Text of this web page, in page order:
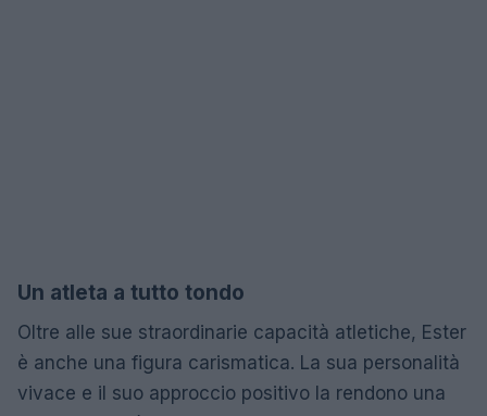
Un atleta a tutto tondo
Oltre alle sue straordinarie capacità atletiche, Ester
è anche una figura carismatica. La sua personalità
vivace e il suo approccio positivo la rendono una